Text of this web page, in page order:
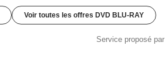
Voir toutes les offres DVD BLU-RAY
Service proposé par